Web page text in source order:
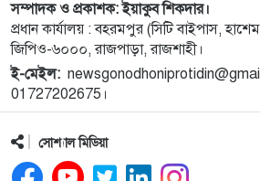
নগরীতে মাদক বিরোধী পৃথক
১০
নগরীতে মাসব্যাপী বৃক্ষরোপণ ও
উদ্বোধন
১১
থাইল্যান্ডে স্কুলে গুলিতে নিহত ৪,
১২
সম্পাদক ও প্রকাশক: ইয়াকুব শিকদার।
প্রধান কার্যালয় : বহরমপুর (সিটি বাইপাস,
জিপিও-৬০০০, রাজপাড়া, রাজশাহী।
ই-মেইল:
01727202675।
সোশ্যাল মিডিয়া